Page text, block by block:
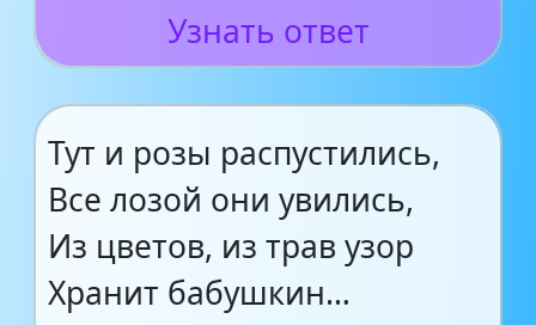
Узнать ответ
Тут и розы распустились,
Все лозой они увились,
Из цветов, из трав узор
Хранит бабушкин…